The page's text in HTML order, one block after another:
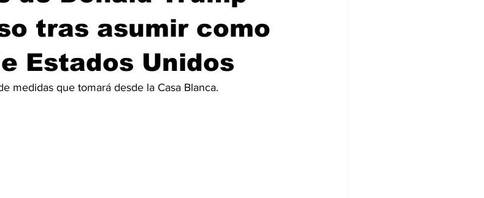
tras asumir como
Estados Unidos
medidas que tomará desde la Casa Blanca.